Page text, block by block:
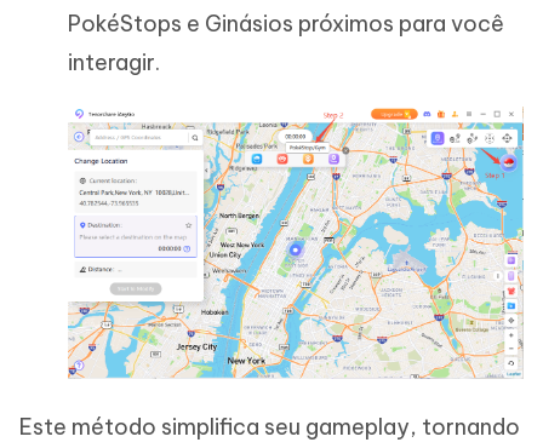
PokéStops e Ginásios próximos para você
interagir.
Este método simplifica seu gameplay, tornando